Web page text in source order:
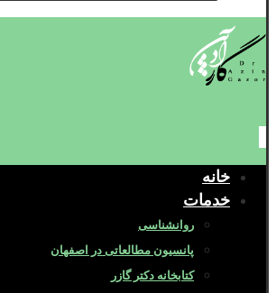
خانه
خدمات
روانشناسی
پانسیون مطالعاتی در اصفهان
کتابخانه دکتر گازر